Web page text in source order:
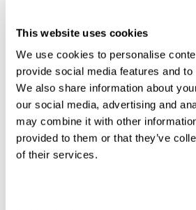
This website uses cookies
We use cookies to personalise
provide social media features and
We also share information about
our social media, advertising and
may combine it with other
provided to them or that they’ve
of their services.
kunden är mycket nöjd med
häromveckan som tyckte
ljudet försvunnit helt och att
luftväxling medfört en
inomhuskomfort, inget
som familjen upplevde